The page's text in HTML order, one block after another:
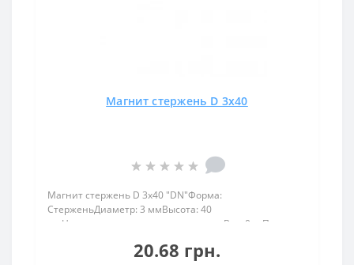
Магнит стержень D 3x40
Магнит стержень D 3x40 "DN"Форма:
СтерженьДиаметр: 3 ммВысота: 40
ммНамагничивание: диаметральноеВес: 0 грПокрыт.
прибл.: 0 кгТемпература использования: до
20.68 грн.